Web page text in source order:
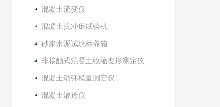
混凝土流变仪
混凝土抗冲磨试验机
砂浆水泥试块标养箱
非接触式混凝土收缩变形测定仪
混凝土动弹模量测定仪
混凝土渗透仪